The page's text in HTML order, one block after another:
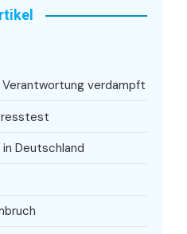
Verantwortung verdampft
Deutschland